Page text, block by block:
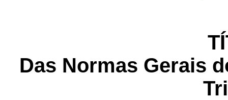
Das Normas Gerais